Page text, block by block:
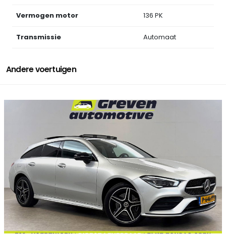
Vermogen motor 136 PK
Transmissie Automaat
Andere voertuigen